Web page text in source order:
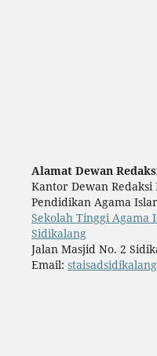
Alamat Dewan
Kantor Dewan
Pendidikan Agama
Sekolah Tinggi Agama
Sidikalang
Jalan Masjid No. 2
Email: